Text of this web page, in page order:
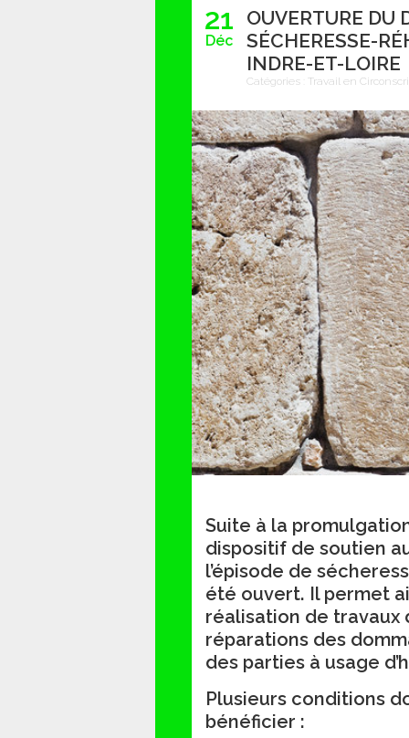
21
Déc
OUVERTURE DU
SÉCHERESSE-
INDRE-ET-LOIRE
Catégories : Travail en
Suite à la
dispositif de soutien
l’épisode de
été ouvert. Il permet
réalisation de
réparations des
des parties à usage
Plusieurs conditions
bénéficier :